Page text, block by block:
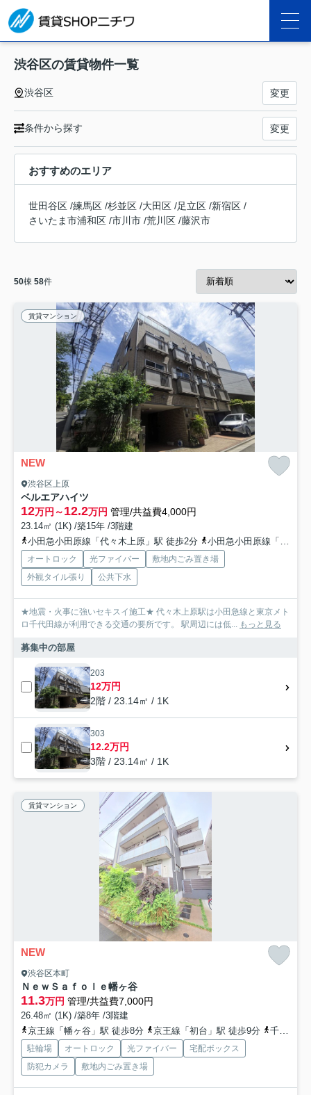
渋谷区の賃貸物件一覧
渋谷区 変更
条件から探す 変更
おすすめのエリア
世田谷区 /練馬区 /杉並区 /大田区 /足立区 /新宿区 /
さいたま市浦和区 /市川市 /荒川区 /藤沢市
50棟 58件
賃貸マンション
NEW
渋谷区上原
ベルエアハイツ
12万円～12.2万円 管理/共益費4,000円
23.14㎡ (1K) /築15年 /3階建
小田急小田原線「代々木上原」駅 徒歩2分
小田急小田原線「代々木八幡」駅 徒歩12分
オートロック 光ファイバー
敷地内ごみ置き場
外観タイル張り
公共下水
★地震・火事に強いセキスイ施工★ 代々木上原駅は小田急線と東京メト
ロ千代田線が利用できる交通の要所です。 駅周辺には低...
もっと見る
募集中の部屋
203
12万円
2階 / 23.14㎡ / 1K
303
12.2万円
3階 / 23.14㎡ / 1K
賃貸マンション
NEW
渋谷区本町
ＮｅｗＳａｆｏｌｅ幡ヶ谷
11.3万円 管理/共益費7,000円
26.48㎡ (1K) /築8年 /3階建
京王線「幡ヶ谷」駅 徒歩8分
京王線「初台」駅 徒歩9分 千代田線「代々木上原」駅 徒歩20分
駐輪場 オートロック 光ファイバー
宅配ボックス
防犯カメラ
敷地内ごみ置き場